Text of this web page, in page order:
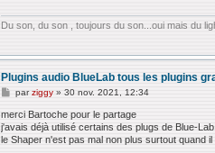
Du son, du son , toujours du son...oui mais du
Plugins audio BlueLab tous les plugins
M
s
s
a
g
parziggy »30 nov. 2021, 12:34
merci Bartoche pour le partage
j'avais déjà utilisé certains des plugs de Blue-
le Shaper n'est pas mal non plus surtout quand